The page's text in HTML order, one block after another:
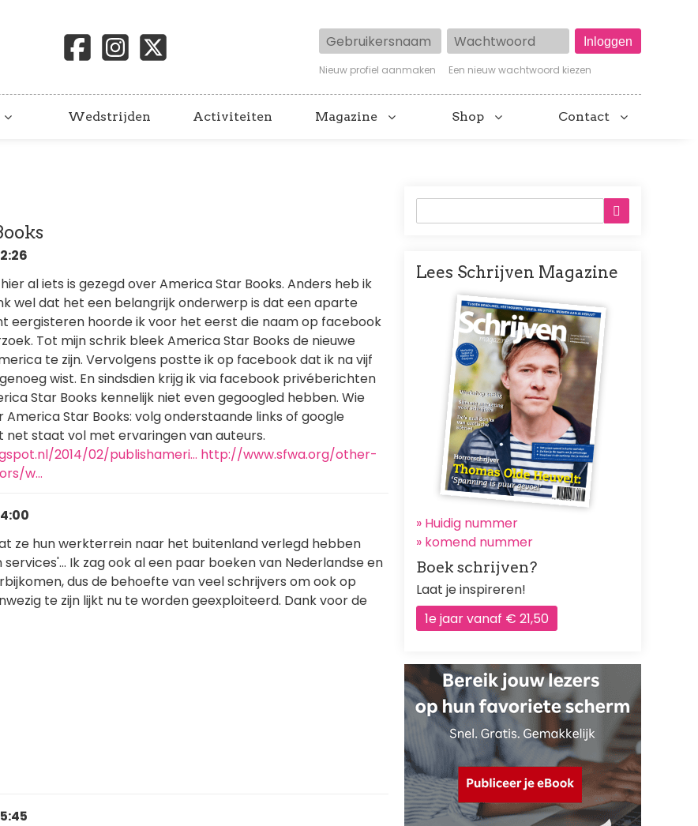
Gebruikersnaam Wachtwoord
Nieuw profiel aanmaken Een nieuw wachtwoord kiezen
Wedstrijden Activiteiten Magazine Shop Contact
al iets is gezegd over America Star Books. Anders heb ik
wel dat het een belangrijk onderwerp is dat een aparte
eergisteren hoorde ik voor het eerst die naam op facebook
Tot mijn schrik bleek America Star Books de nieuwe
te zijn. Vervolgens postte ik op facebook dat ik na vijf
wist. En sindsdien krijg ik via facebook privéberichten
Star Books kennelijk niet even gegoogled hebben. Wie
Star Books: volg onderstaande links of google
net staat vol met ervaringen van auteurs.
2014/02/publishameri… http://www.sfwa.org/other-
w…
ze hun werkterrein naar het buitenland verlegd hebben
Ik zag ook al een paar boeken van Nederlandse en
dus de behoefte van veel schrijvers om ook op
te zijn lijkt nu te worden geexploiteerd. Dank voor de
Lees Schrijven Magazine
Afbeelding
» Huidig nummer
» komend nummer
Boek schrijven?
Laat je inspireren!
1e jaar vanaf € 21,50